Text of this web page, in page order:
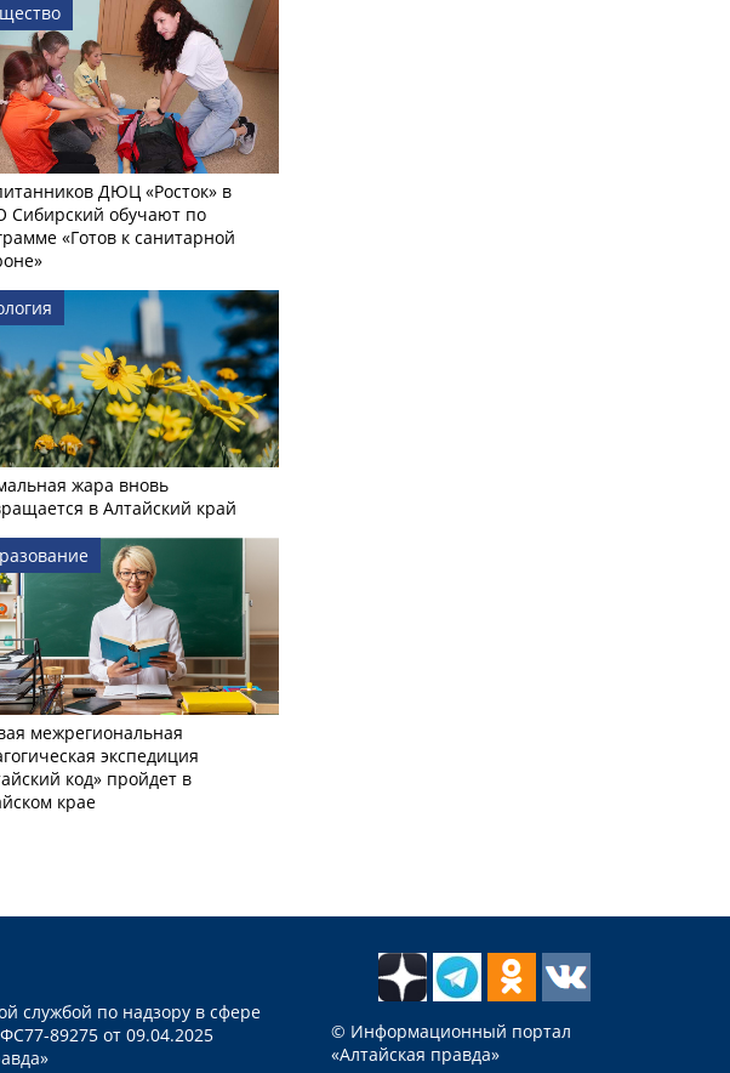
ДЮЦ «Росток» в
Сибирский обучают по
«Готов к санитарной
жара вновь
в Алтайский край
межрегиональная
экспедиция
код» пройдет в
крае
службой по надзору в сфере
89275 от 09.04.2025
© Информационный портал
«Алтайская правда»